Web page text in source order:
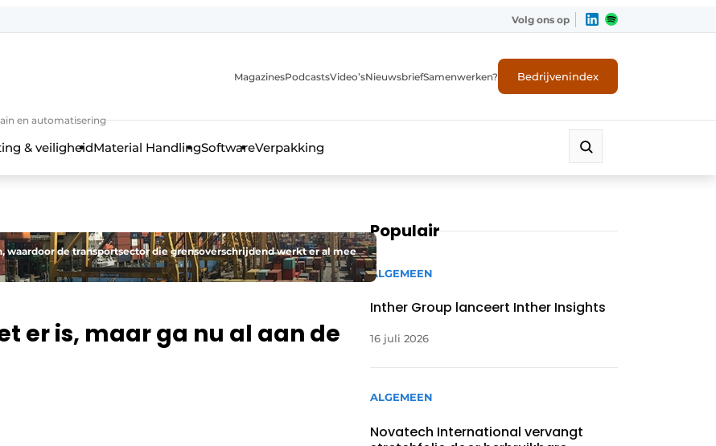
Volg ons op
en automatisering
MagazinesPodcastsVideo’sNieuwsbriefSamenwerken? Bedrijvenindex
& veiligheidMaterial HandlingSoftwareVerpakking
waardoor de transportsector die grensoverschrijdend werkt er al mee
er is, maar ga nu al aan de
Populair
ALGEMEEN
Inther Group lanceert Inther Insights
16 juli 2026
ALGEMEEN
Novatech International vervangt